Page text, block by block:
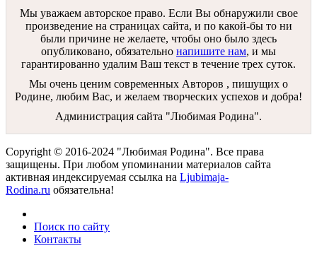
Мы уважаем авторское право. Если Вы обнаружили свое
произведение на страницах сайта, и по какой-бы то ни
были причине не желаете, чтобы оно было здесь
опубликовано, обязательно напишите нам, и мы
гарантированно удалим Ваш текст в течение трех суток.
Мы очень ценим современных Авторов , пишущих о
Родине, любим Вас, и желаем творческих успехов и добра!
Администрация сайта "Любимая Родина".
Copyright © 2016-2024 "Любимая Родина". Все права
защищены. При любом упоминании материалов сайта
активная индексируемая ссылка на Ljubimaja-
Rodina.ru обязательна!
Поиск по сайту
Контакты